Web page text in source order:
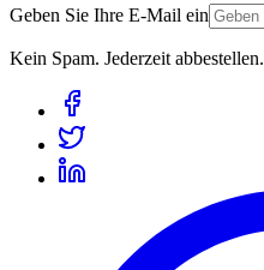
Geben Sie Ihre E-Mail ein
Kein Spam. Jederzeit abbestellen.